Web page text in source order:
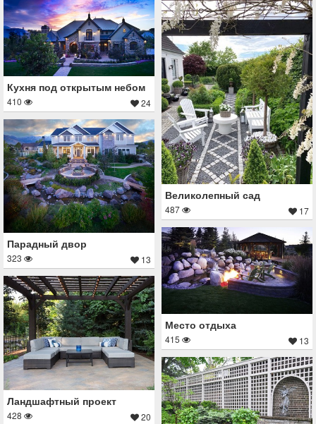
Великолепный сад
487 17
Кухня под открытым небом
410 24
Парадный двор
323 13
Место отдыха
415 13
Ландшафтный проект
428 20